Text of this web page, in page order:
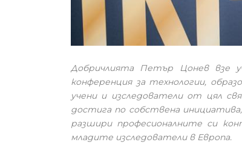
Добричлията Петър Цонев взе
конференция за технологии,
учени и изследователи от цял
достига по собствена
разшири професионалните си
младите изследователи в Европа.